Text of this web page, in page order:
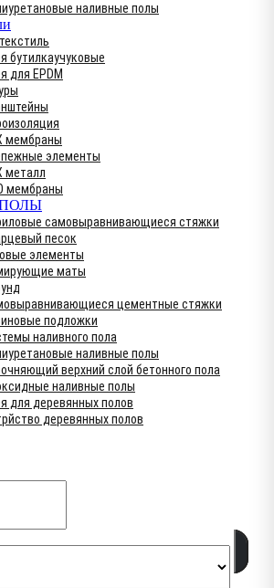
наливные полы
бутилкаучуковые
для EPDM
мембраны
элементы
металл
мембраны
самовыравнивающиеся стяжки
песок
элементы
маты
цементные стяжки
подложки
наливного пола
наливные полы
верхний слой бетонного пола
наливные полы
для деревянных полов
деревянных полов